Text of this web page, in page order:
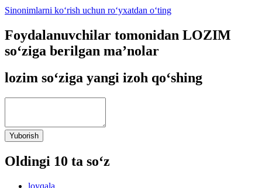
Sinonimlarni ko‘rish uchun ro‘yxatdan o‘ting
Foydalanuvchilar tomonidan LOZIM
so‘ziga berilgan ma’nolar
lozim so‘ziga yangi izoh qo‘shing
Yuborish
Oldingi 10 ta so‘z